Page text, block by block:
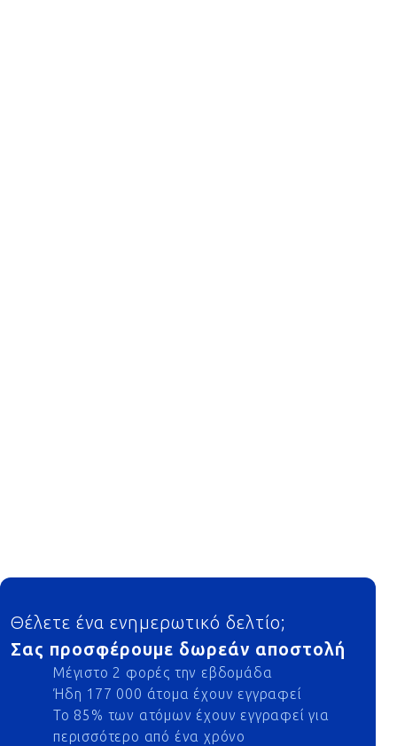
Footer
Θέλετε ένα ενημερωτικό δελτίο;
Σας προσφέρουμε δωρεάν αποστολή
Μέγιστο 2 φορές την εβδομάδα
Ήδη 177 000 άτομα έχουν εγγραφεί
Το 85% των ατόμων έχουν εγγραφεί για
περισσότερο από ένα χρόνο